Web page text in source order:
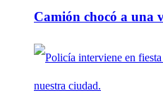
Camión chocó a una